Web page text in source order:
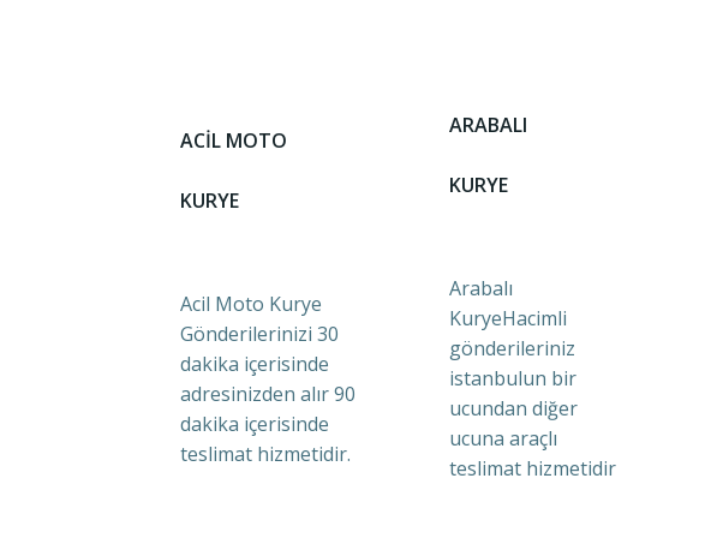
ACİL MOTO
KURYE
Acil Moto Kurye
Gönderilerinizi 30
dakika içerisinde
adresinizden alır 90
dakika içerisinde
teslimat hizmetidir.
ARABALI
KURYE
Arabalı
KuryeHacimli
gönderileriniz
istanbulun bir
ucundan diğer
ucuna araçlı
teslimat hizmetidir